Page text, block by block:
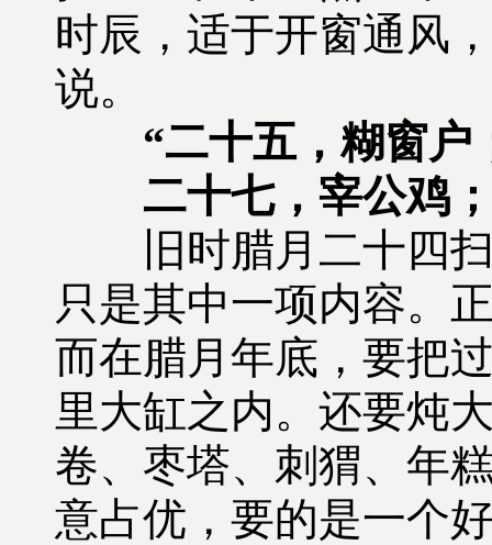
时辰，适于开窗通风
说。
“二十五，糊窗户
二十七，宰公鸡
旧时腊月二十四扫
只是其中一项内容。
而在腊月年底，要把
里大缸之内。还要炖
卷、枣塔、刺猬、年
意占优，要的是一个